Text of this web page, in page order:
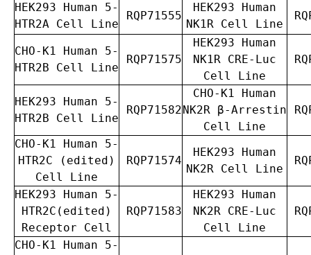
HEK293 Human 5-
HTR2A Cell Line
RQP71555
HEK293 Human
NK1R Cell Line
CHO-K1 Human 5-
HTR2B Cell Line
RQP71575
HEK293 Human
NK1R CRE-Luc
Cell Line
HEK293 Human 5-
HTR2B Cell Line
RQP71582
CHO-K1 Human
NK2R β-Arrestin
Cell Line
CHO-K1 Human 5-
HTR2C (edited)
Cell Line
RQP71574
HEK293 Human
NK2R Cell Line
HEK293 Human 5-
HTR2C(edited)
Receptor Cell
RQP71583
HEK293 Human
NK2R CRE-Luc
Cell Line
CHO-K1 Human 5-